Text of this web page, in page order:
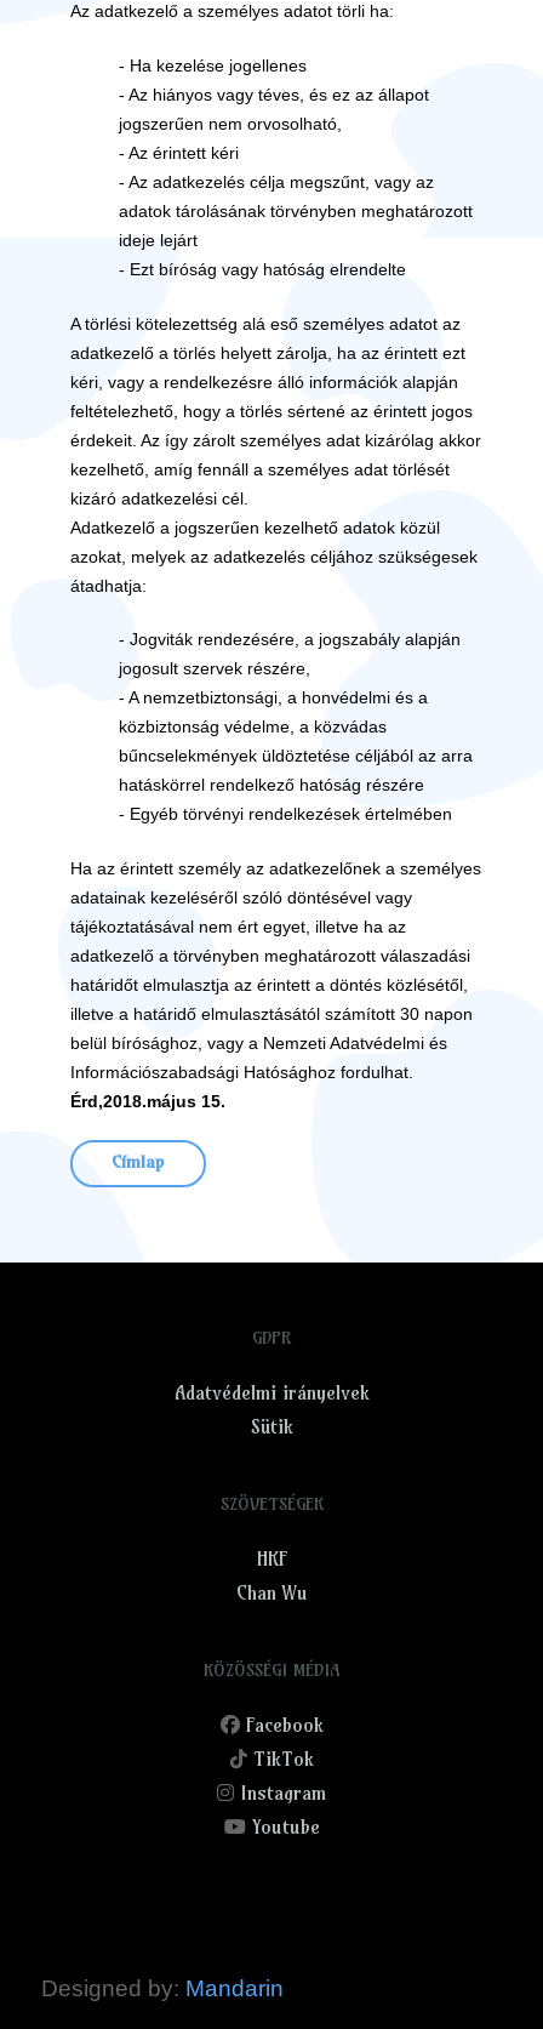
Az adatkezelő a személyes adatot törli ha:
- Ha kezelése jogellenes
- Az hiányos vagy téves, és ez az állapot
jogszerűen nem orvosolható,
- Az érintett kéri
- Az adatkezelés célja megszűnt, vagy az
adatok tárolásának törvényben meghatározott
ideje lejárt
- Ezt bíróság vagy hatóság elrendelte
A törlési kötelezettség alá eső személyes adatot az
adatkezelő a törlés helyett zárolja, ha az érintett ezt
kéri, vagy a rendelkezésre álló információk alapján
feltételezhető, hogy a törlés sértené az érintett jogos
érdekeit. Az így zárolt személyes adat kizárólag akkor
kezelhető, amíg fennáll a személyes adat törlését
kizáró adatkezelési cél.
Adatkezelő a jogszerűen kezelhető adatok közül
azokat, melyek az adatkezelés céljához szükségesek
átadhatja:
- Jogviták rendezésére, a jogszabály alapján
jogosult szervek részére,
- A nemzetbiztonsági, a honvédelmi és a
közbiztonság védelme, a közvádas
bűncselekmények üldöztetése céljából az arra
hatáskörrel rendelkező hatóság részére
- Egyéb törvényi rendelkezések értelmében
Ha az érintett személy az adatkezelőnek a személyes
adatainak kezeléséről szóló döntésével vagy
tájékoztatásával nem ért egyet, illetve ha az
adatkezelő a törvényben meghatározott válaszadási
határidőt elmulasztja az érintett a döntés közlésétől,
illetve a határidő elmulasztásától számított 30 napon
belül bírósághoz, vagy a Nemzeti Adatvédelmi és
Információszabadsági Hatósághoz fordulhat.
Érd,2018.május 15.
Címlap
GDPR
Adatvédelmi irányelvek
Sütik
SZÖVETSÉGEK
HKF
Chan Wu
KÖZÖSSÉGI MÉDIA
Facebook
TikTok
Instagram
Youtube
Designed by: Mandarin